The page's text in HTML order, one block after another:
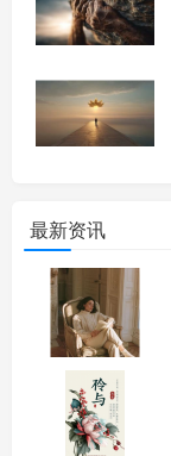
最新资讯